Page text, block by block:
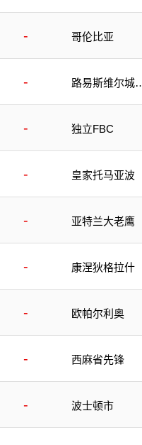
- 哥伦比亚
-
路易斯维尔城B
- 独立FBC
- 皇家托马亚波
- 亚特兰大老鹰
- 康涅狄格拉什
- 欧帕尔利奥
- 西麻省先锋
- 波士顿市